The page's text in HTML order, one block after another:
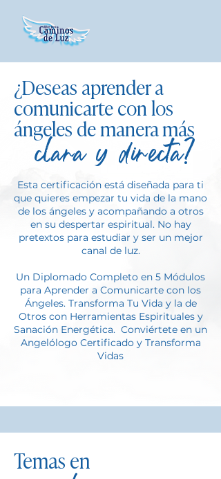
¿Deseas aprender a
comunicarte con los
ángeles de manera más
clara y directa?
Esta certificación está diseñada para ti
que quieres empezar tu vida de la mano
de los ángeles y acompañando a otros
en su despertar espiritual. No hay
pretextos para estudiar y ser un mejor
canal de luz.
Un Diplomado Completo en 5 Módulos
para Aprender a Comunicarte con los
Ángeles. Transforma Tu Vida y la de
Otros con Herramientas Espirituales y
Sanación Energética. Conviértete en un
Angelólogo Certificado y Transforma
Vidas
Temas en